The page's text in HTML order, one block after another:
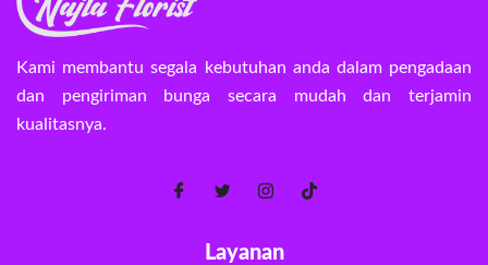
Kami membantu segala kebutuhan anda dalam pengadaan
dan pengiriman bunga secara mudah dan terjamin
kualitasnya.
Layanan